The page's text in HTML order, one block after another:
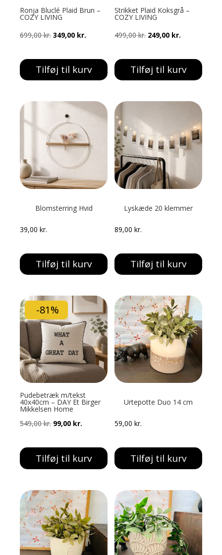
Ronja Bluclé Plaid Brun –
COZY LIVING
699,00kr.Den
pris
var:
349,00 kr.
pris
er:
Tilføj til kurv
Strikket Plaid Koksgrå –
COZY LIVING
499,00kr. Den
pris
var:
249,00 kr.
pris
er:
Tilføj til kurv
Blomsterring Hvid
39,00kr.
Tilføj til kurv
Lyskæde 20 klemmer
89,00kr.
Tilføj til kurv
-81%
Pudebetræk m/tekst
40x40cm – DAY Et Birger
Mikkelsen Home
549,00kr. Den
pris
var:
99,00 kr.
pris
er:
Tilføj til kurv
Urtepotte Duo 14 cm
59,00kr.
Tilføj til kurv